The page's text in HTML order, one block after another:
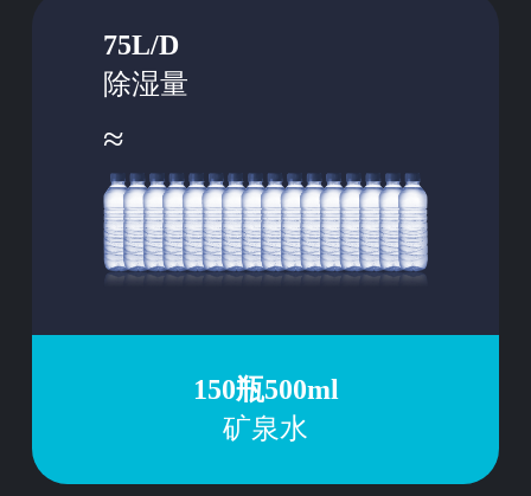
75L/D
除湿量
≈
150瓶500ml
矿泉水